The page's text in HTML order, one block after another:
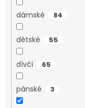
dámské 84
dětské 55
dívčí 65
pánské 3